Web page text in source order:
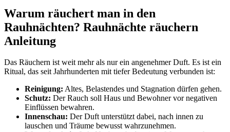
Warum räuchert man in den
Rauhnächten? Rauhnächte räuchern
Anleitung
Das Räuchern ist weit mehr als nur ein angenehmer Duft. Es ist ein
Ritual, das seit Jahrhunderten mit tiefer Bedeutung verbunden ist:
Reinigung: Altes, Belastendes und Stagnation dürfen gehen.
Schutz: Der Rauch soll Haus und Bewohner vor negativen
Einflüssen bewahren.
Innenschau: Der Duft unterstützt dabei, nach innen zu
lauschen und Träume bewusst wahrzunehmen.